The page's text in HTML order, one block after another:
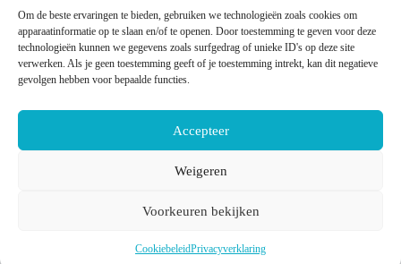
Om de beste ervaringen te bieden, gebruiken we technologieën zoals cookies om
apparaatinformatie op te slaan en/of te openen. Door toestemming te geven voor deze
technologieën kunnen we gegevens zoals surfgedrag of unieke ID's op deze site
verwerken. Als je geen toestemming geeft of je toestemming intrekt, kan dit negatieve
gevolgen hebben voor bepaalde functies.
Accepteer
Weigeren
Voorkeuren bekijken
CookiebeleidPrivacyverklaring
Meld je aan